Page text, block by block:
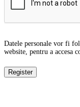
Datele personale vor fi
website, pentru a accesa
Register